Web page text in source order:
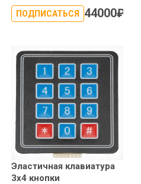
ПОДПИСАТЬСЯ 44000₽
Эластичная клавиатура
3x4 кнопки